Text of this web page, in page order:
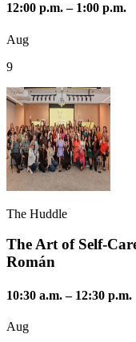
12:00 p.m.– 1:00 p.m.
Aug
9
The Huddle
The Art of Self-
Román
10:30 a.m.– 12:30 p.m.
Aug